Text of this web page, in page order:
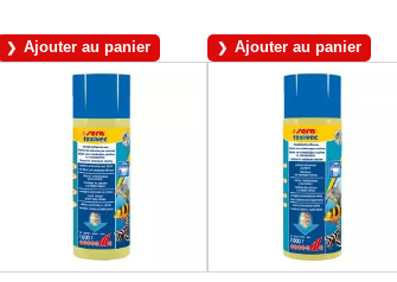
Ajouter au panier Ajouter au panier